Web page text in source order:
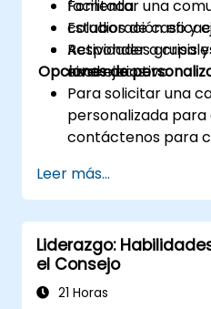
Fomentar una
colaboración
Responder a crisis
nivel ejecutivo.
facilitada.
Estudios de caso y
Actividades
escenarios.
Opciones de
Para solicitar una
personalizada para
contáctenos para
Leer más...
Liderazgo:
el Consejo
21 Horas